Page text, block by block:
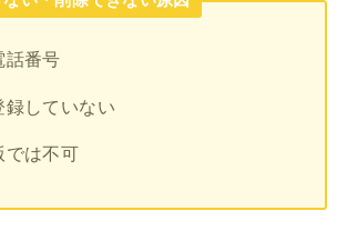
話番号
録していない
では不可